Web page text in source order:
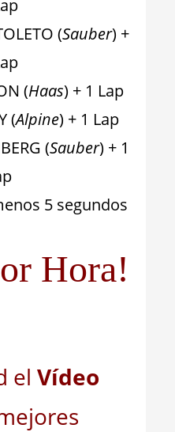
(Sauber) +
(Haas) + 1 Lap
(Alpine) + 1 Lap
(Sauber) + 1
5 segundos
Hora!
el Vídeo